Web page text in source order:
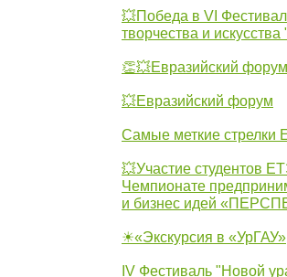
💥Победа в VI
творчества и
👏💥Евразийский форум
💥Евразийский форум
Самые меткие стрелки
💥Участие студентов
Чемпионате
и бизнес идей
☀«Экскурсия в «УрГАУ»
IV Фестиваль "Новой